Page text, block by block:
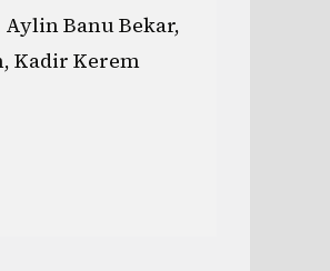
Aylin Banu Bekar,
Kadir Kerem